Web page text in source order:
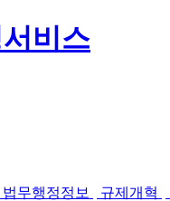
법무행정정보 규제개혁